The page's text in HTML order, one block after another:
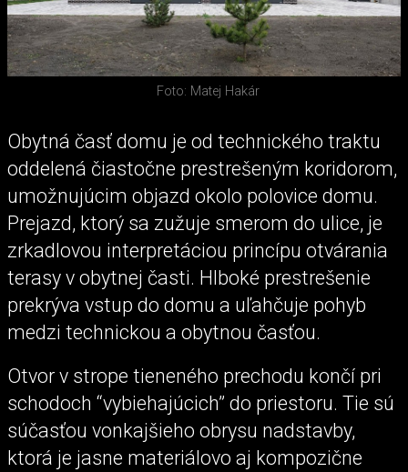
Foto: Matej Hakár
Obytná časť domu je od technického traktu
oddelená čiastočne prestrešeným koridorom,
umožnujúcim objazd okolo polovice domu.
Prejazd, ktorý sa zužuje smerom do ulice, je
zrkadlovou interpretáciou princípu otvárania
terasy v obytnej časti. Hlboké prestrešenie
prekrýva vstup do domu a uľahčuje pohyb
medzi technickou a obytnou časťou.
Otvor v strope tieneného prechodu končí pri
schodoch “vybiehajúcich” do priestoru. Tie sú
súčasťou vonkajšieho obrysu nadstavby,
ktorá je jasne materiálovo aj kompozične